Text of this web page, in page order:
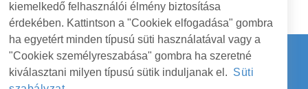
kiemelkedő felhasználói élmény biztosítása
érdekében. Kattintson a "Cookiek elfogadása" gombra
ha egyetért minden típusú süti használatával vagy a
"Cookiek személyreszabása" gombra ha szeretné
kiválasztani milyen típusú sütik induljanak el. Süti